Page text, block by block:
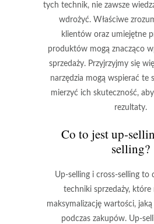
tych technik, nie zawsze
wdrożyć. Właściwe
klientów oraz umiejętne
produktów mogą znacząco
sprzedaży. Przyjrzyjmy się
narzędzia mogą wspierać te
mierzyć ich skuteczność,
rezultaty.
Co to jest up-
selling?
Up-selling i cross-selling to
techniki sprzedaży, które
maksymalizację wartości,
podczas zakupów. Up-